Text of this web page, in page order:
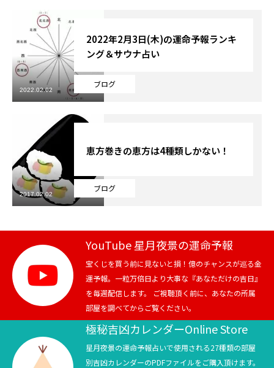
ブログ
2022年2月3日(木)の運命予報ランキ
ング＆サウナ占い
2022.02.02
ブログ
恵方巻きの恵方は4種類しかない！
2017.02.02
YouTube 星月夜景の運命予報
宝くじを買う前に見ないと損！億のチャンスが巡る金
運予報。一粒万倍日より大事な『あなただけの吉日』
を毎週配信します。 ご視聴頂く前に、あなたの所属
部屋を調べてからご覧ください。
極秘吉凶カレンダーOnline Store
星月夜景の運命予報占いで使用される27種類の部屋
別吉凶カレンダーのPDFファイルをご購入頂けます。